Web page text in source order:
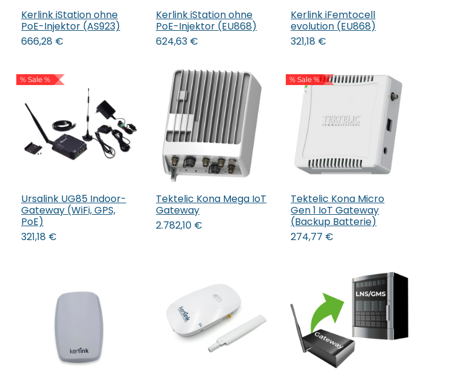
In den Warenkorb
Kerlink iStation ohne
PoE-Injektor (AS923)
666,28€
In den Warenkorb
Kerlink iStation ohne
PoE-Injektor (EU868)
624,63 €
In den Warenkorb
Kerlink iFemtocell
evolution (EU868)
321,18 €
% Sale %
In den Warenkorb
Ursalink UG85 Indoor-
Gateway (WiFi, GPS,
PoE)
321,18€
Tektelic Kona Mega IoT
Gateway
2.782,10 €
% Sale %
Tektelic Kona Micro
Gen 1 IoT Gateway
(Backup Batterie)
274,77 €